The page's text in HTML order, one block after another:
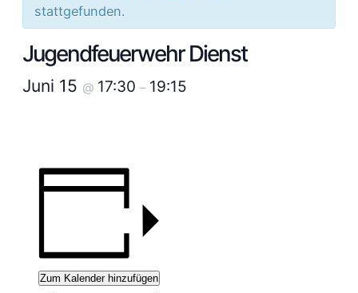
stattgefunden.
Jugendfeuerwehr Dienst
Juni 15 @ 17:30 – 19:15
Zum Kalender hinzufügen